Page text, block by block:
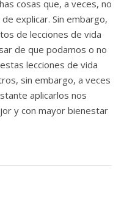
cosas que, a veces, no
explicar. Sin embargo,
de lecciones de vida
de que podamos o no
lecciones de vida
sin embargo, a veces
aplicarlos nos
y con mayor bienestar